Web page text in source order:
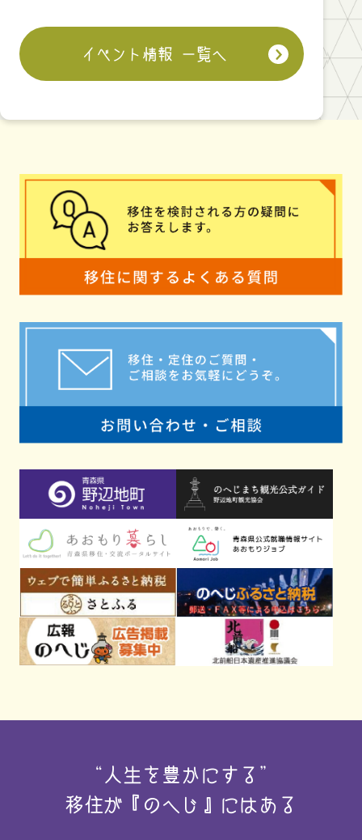
イベント情報 一覧へ
“人生を豊かにする”
移住が『のへじ』にはある